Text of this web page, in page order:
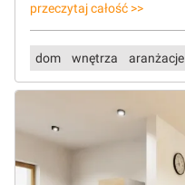
przeczytaj całość >>
dom wnętrza aranżacje